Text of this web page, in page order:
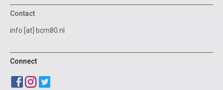
Contact
info [at] bcm80.nl
Connect